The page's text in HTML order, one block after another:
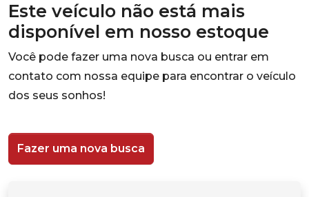
Este veículo não está mais
disponível em nosso estoque
Você pode fazer uma nova busca ou entrar em
contato com nossa equipe para encontrar o veículo
dos seus sonhos!
Fazer uma nova busca